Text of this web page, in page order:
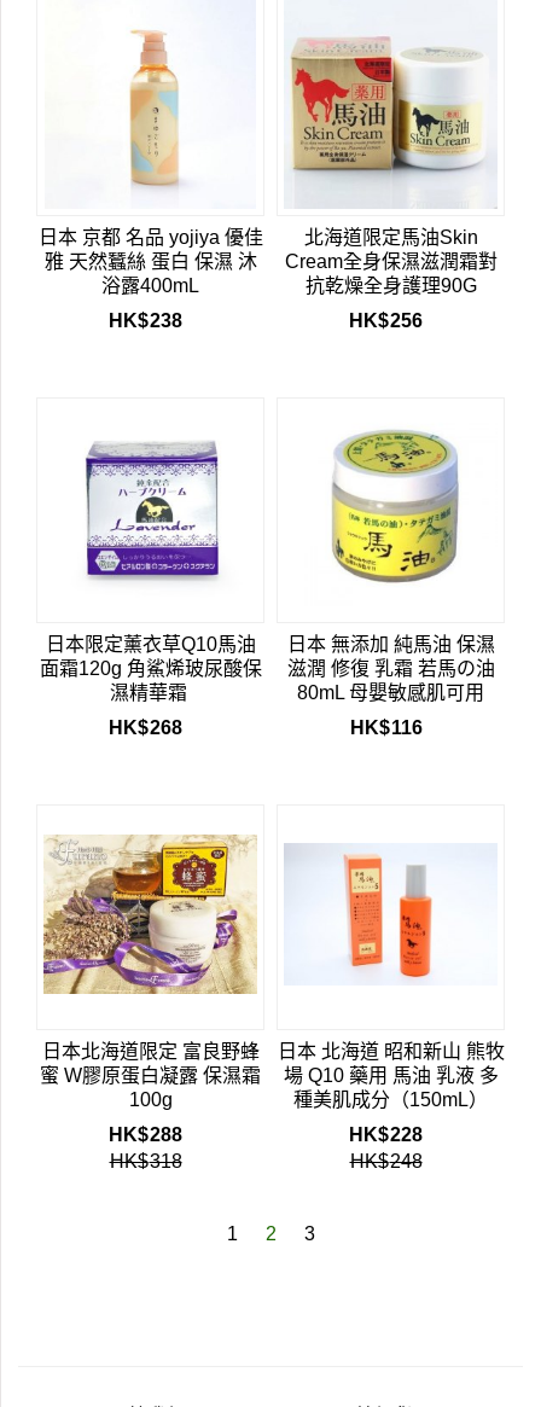
日本 京都 名品 yojiya 優佳
雅 天然蠶絲 蛋白 保濕 沐
浴露400mL
HK$238
北海道限定馬油Skin
Cream全身保濕滋潤霜對
抗乾燥全身護理90G
HK$256
日本限定薰衣草Q10馬油
面霜120g 角鯊烯玻尿酸保
濕精華霜
HK$268
日本 無添加 純馬油 保濕
滋潤 修復 乳霜 若馬の油
80mL 母嬰敏感肌可用
HK$116
日本北海道限定 富良野蜂
蜜 W膠原蛋白凝露 保濕霜
100g
HK$288
HK$318
日本 北海道 昭和新山 熊牧
場 Q10 藥用 馬油 乳液 多
種美肌成分（150mL）
HK$228
HK$248
1 2 3